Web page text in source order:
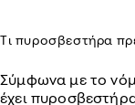
Τι πυροσβεστήρα
Σύμφωνα με το
έχει